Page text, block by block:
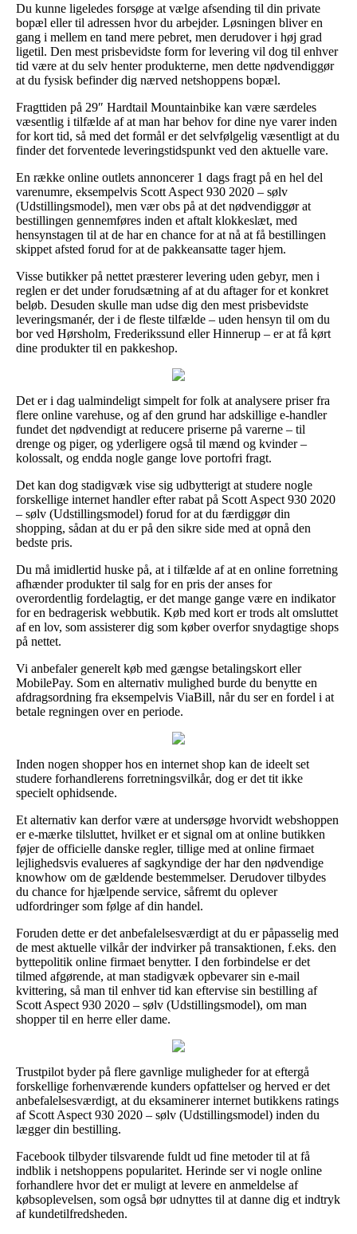
Du kunne ligeledes forsøge at vælge afsending til din private
bopæl eller til adressen hvor du arbejder. Løsningen bliver en
gang i mellem en tand mere pebret, men derudover i høj grad
ligetil. Den mest prisbevidste form for levering vil dog til enhver
tid være at du selv henter produkterne, men dette nødvendiggør
at du fysisk befinder dig nærved netshoppens bopæl.
Fragttiden på 29″ Hardtail Mountainbike kan være særdeles
væsentlig i tilfælde af at man har behov for dine nye varer inden
for kort tid, så med det formål er det selvfølgelig væsentligt at du
finder det forventede leveringstidspunkt ved den aktuelle vare.
En række online outlets annoncerer 1 dags fragt på en hel del
varenumre, eksempelvis Scott Aspect 930 2020 – sølv
(Udstillingsmodel), men vær obs på at det nødvendiggør at
bestillingen gennemføres inden et aftalt klokkeslæt, med
hensynstagen til at de har en chance for at nå at få bestillingen
skippet afsted forud for at de pakkeansatte tager hjem.
Visse butikker på nettet præsterer levering uden gebyr, men i
reglen er det under forudsætning af at du aftager for et konkret
beløb. Desuden skulle man udse dig den mest prisbevidste
leveringsmanér, der i de fleste tilfælde – uden hensyn til om du
bor ved Hørsholm, Frederikssund eller Hinnerup – er at få kørt
dine produkter til en pakkeshop.
Det er i dag ualmindeligt simpelt for folk at analysere priser fra
flere online varehuse, og af den grund har adskillige e-handler
fundet det nødvendigt at reducere priserne på varerne – til
drenge og piger, og yderligere også til mænd og kvinder –
kolossalt, og endda nogle gange love portofri fragt.
Det kan dog stadigvæk vise sig udbytterigt at studere nogle
forskellige internet handler efter rabat på Scott Aspect 930 2020
– sølv (Udstillingsmodel) forud for at du færdiggør din
shopping, sådan at du er på den sikre side med at opnå den
bedste pris.
Du må imidlertid huske på, at i tilfælde af at en online forretning
afhænder produkter til salg for en pris der anses for
overordentlig fordelagtig, er det mange gange være en indikator
for en bedragerisk webbutik. Køb med kort er trods alt omsluttet
af en lov, som assisterer dig som køber overfor snydagtige shops
på nettet.
Vi anbefaler generelt køb med gængse betalingskort eller
MobilePay. Som en alternativ mulighed burde du benytte en
afdragsordning fra eksempelvis ViaBill, når du ser en fordel i at
betale regningen over en periode.
Inden nogen shopper hos en internet shop kan de ideelt set
studere forhandlerens forretningsvilkår, dog er det tit ikke
specielt ophidsende.
Et alternativ kan derfor være at undersøge hvorvidt webshoppen
er e-mærke tilsluttet, hvilket er et signal om at online butikken
føjer de officielle danske regler, tillige med at online firmaet
lejlighedsvis evalueres af sagkyndige der har den nødvendige
knowhow om de gældende bestemmelser. Derudover tilbydes
du chance for hjælpende service, såfremt du oplever
udfordringer som følge af din handel.
Foruden dette er det anbefalelsesværdigt at du er påpasselig med
de mest aktuelle vilkår der indvirker på transaktionen, f.eks. den
byttepolitik online firmaet benytter. I den forbindelse er det
tilmed afgørende, at man stadigvæk opbevarer sin e-mail
kvittering, så man til enhver tid kan eftervise sin bestilling af
Scott Aspect 930 2020 – sølv (Udstillingsmodel), om man
shopper til en herre eller dame.
Trustpilot byder på flere gavnlige muligheder for at eftergå
forskellige forhenværende kunders opfattelser og herved er det
anbefalelsesværdigt, at du eksaminerer internet butikkens ratings
af Scott Aspect 930 2020 – sølv (Udstillingsmodel) inden du
lægger din bestilling.
Facebook tilbyder tilsvarende fuldt ud fine metoder til at få
indblik i netshoppens popularitet. Herinde ser vi nogle online
forhandlere hvor det er muligt at levere en anmeldelse af
købsoplevelsen, som også bør udnyttes til at danne dig et indtryk
af kundetilfredsheden.